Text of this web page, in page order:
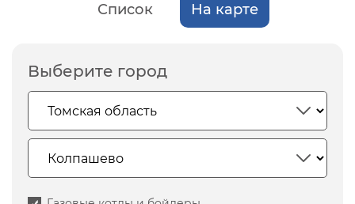
Список На карте
Выберите город